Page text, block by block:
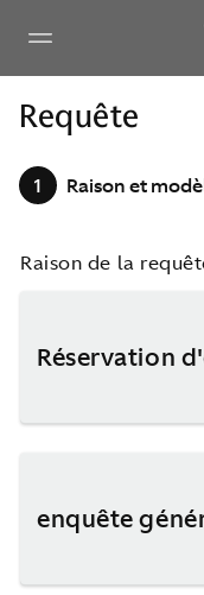
Requête
1 Raison et
Raison de la
Réservation
enquête